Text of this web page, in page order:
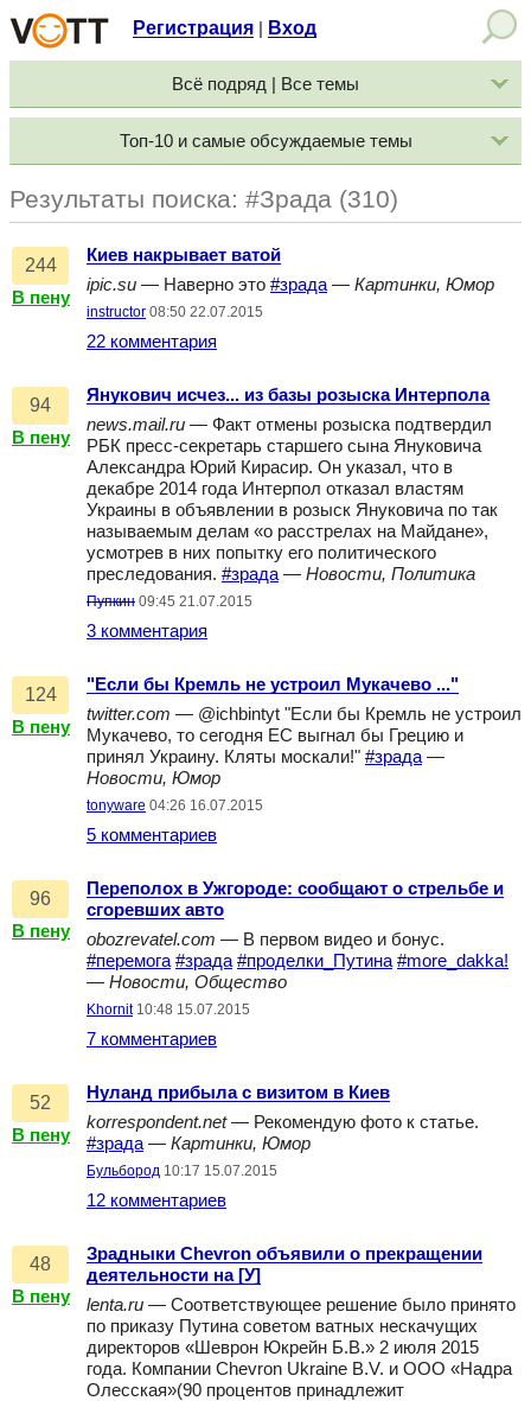
Регистрация Вход
Всё подряд | Все темы
Топ-10 и самые обсуждаемые темы
Результаты поиска: #Зрада (310)
244
В пену
Киев накрывает ватой
ipic.su — Наверно это #зрада — Картинки, Юмор
instructor 08:50 22.07.2015
22 комментария
94
В пену
Янукович исчез... из базы розыска Интерпола
news.mail.ru — Факт отмены розыска подтвердил
РБК пресс-секретарь старшего сына Януковича
Александра Юрий Кирасир. Он указал, что в
декабре 2014 года Интерпол отказал властям
Украины в объявлении в розыск Януковича по так
называемым делам «о расстрелах на Майдане»,
усмотрев в них попытку его политического
преследования. #зрада — Новости, Политика
Пупкин 09:45 21.07.2015
3 комментария
124
В пену
"Если бы Кремль не устроил Мукачево ..."
twitter.com — @ichbintyt "Если бы Кремль не устроил
Мукачево, то сегодня ЕС выгнал бы Грецию и
принял Украину. Кляты москали!" #зрада —
Новости, Юмор
tonyware 04:26 16.07.2015
5 комментариев
96
В пену
Переполох в Ужгороде: сообщают о стрельбе и
сгоревших авто
obozrevatel.com — В первом видео и бонус.
#перемога #зрада #проделки_Путина #more_dakka!
— Новости, Общество
Khornit 10:48 15.07.2015
7 комментариев
52
В пену
Нуланд прибыла с визитом в Киев
korrespondent.net— Рекомендую фото к статье.
#зрада — Картинки, Юмор
Бульбород 10:17 15.07.2015
12 комментариев
48
В пену
Зрадныки Chevron объявили о прекращении
деятельности на [У]
lenta.ru — Соответствующее решение было принято
по приказу Путина советом ватных нескачущих
директоров «Шеврон Юкрейн Б.В.» 2 июля 2015
года. Компании Chevron Ukraine B.V. и ООО «Надра
Олесская»(90 процентов принадлежит